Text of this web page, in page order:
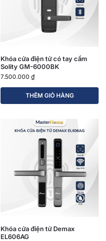
Khóa cửa điện tử có tay cầm
Solity GM-6000BK
7.500.000 ₫
THÊM GIỎ HÀNG
Khóa cửa điện tử Demax
EL606AG